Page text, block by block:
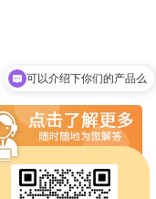
可以介绍下你们的产品么